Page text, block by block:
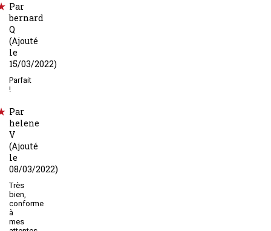
Par
bernard
Q
(Ajouté
le
15/03/2022)
Parfait
!
Par
helene
V
(Ajouté
le
08/03/2022)
Très
bien,
conforme
à
mes